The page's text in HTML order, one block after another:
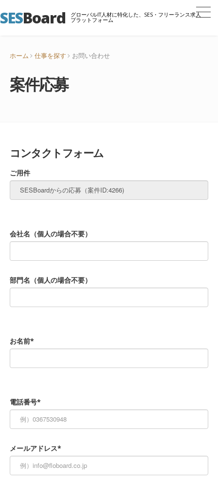
SESBoard グローバルIT人材に特化した、SES・フリーランス求人
プラットフォーム
ホーム 仕事を探す お問い合わせ
案件応募
コンタクトフォーム
ご用件
会社名（個人の場合不要）
部門名（個人の場合不要）
お名前*
電話番号*
メールアドレス*